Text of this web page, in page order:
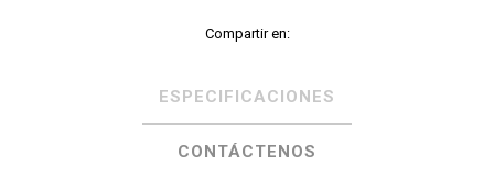
Compartir en:
ESPECIFICACIONES
CONTÁCTENOS